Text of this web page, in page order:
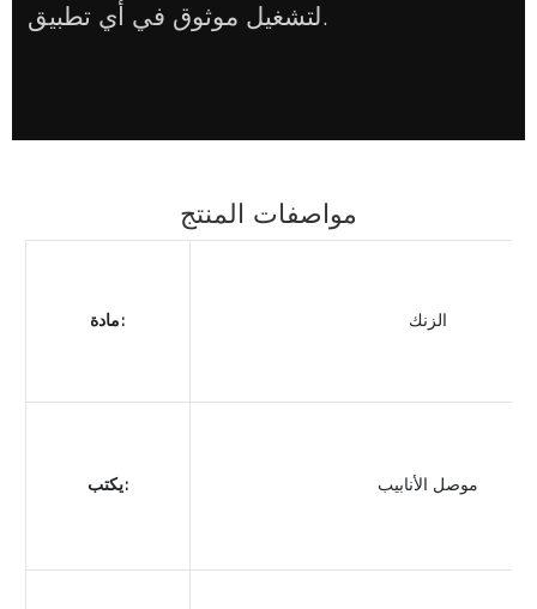
لتشغيل موثوق في أي تطبيق.
مواصفات المنتج
مادة: الزنك
يكتب: موصل الأنابيب